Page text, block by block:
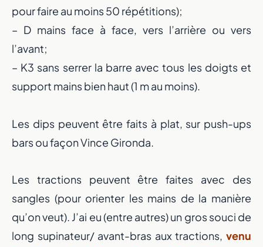
pour faire au moins 50 répétitions);
– D mains face à face, vers l’arrière ou vers
l’avant;
– K3 sans serrer la barre avec tous les doigts et
support mains bien haut (1 m au moins).
Les dips peuvent être faits à plat, sur push-ups
bars ou façon Vince Gironda.
Les tractions peuvent être faites avec des
sangles (pour orienter les mains de la manière
qu’on veut). J’ai eu (entre autres) un gros souci de
long supinateur/ avant-bras aux tractions, venu